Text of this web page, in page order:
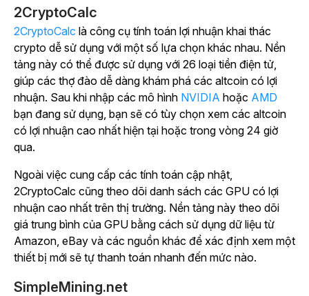
2CryptoCalc
2CryptoCalc là công cụ tính toán lợi nhuận khai thác
crypto dễ sử dụng với một số lựa chọn khác nhau. Nền
tảng này có thể được sử dụng với 26 loại tiền điện tử,
giúp các thợ đào dễ dàng khám phá các altcoin có lợi
nhuận. Sau khi nhập các mô hình NVIDIA hoặc AMD
bạn đang sử dụng, bạn sẽ có tùy chọn xem các altcoin
có lợi nhuận cao nhất hiện tại hoặc trong vòng 24 giờ
qua.
Ngoài việc cung cấp các tính toán cập nhật,
2CryptoCalc cũng theo dõi danh sách các GPU có lợi
nhuận cao nhất trên thị trường. Nền tảng này theo dõi
giá trung bình của GPU bằng cách sử dụng dữ liệu từ
Amazon, eBay và các nguồn khác để xác định xem một
thiết bị mới sẽ tự thanh toán nhanh đến mức nào.
SimpleMining.net